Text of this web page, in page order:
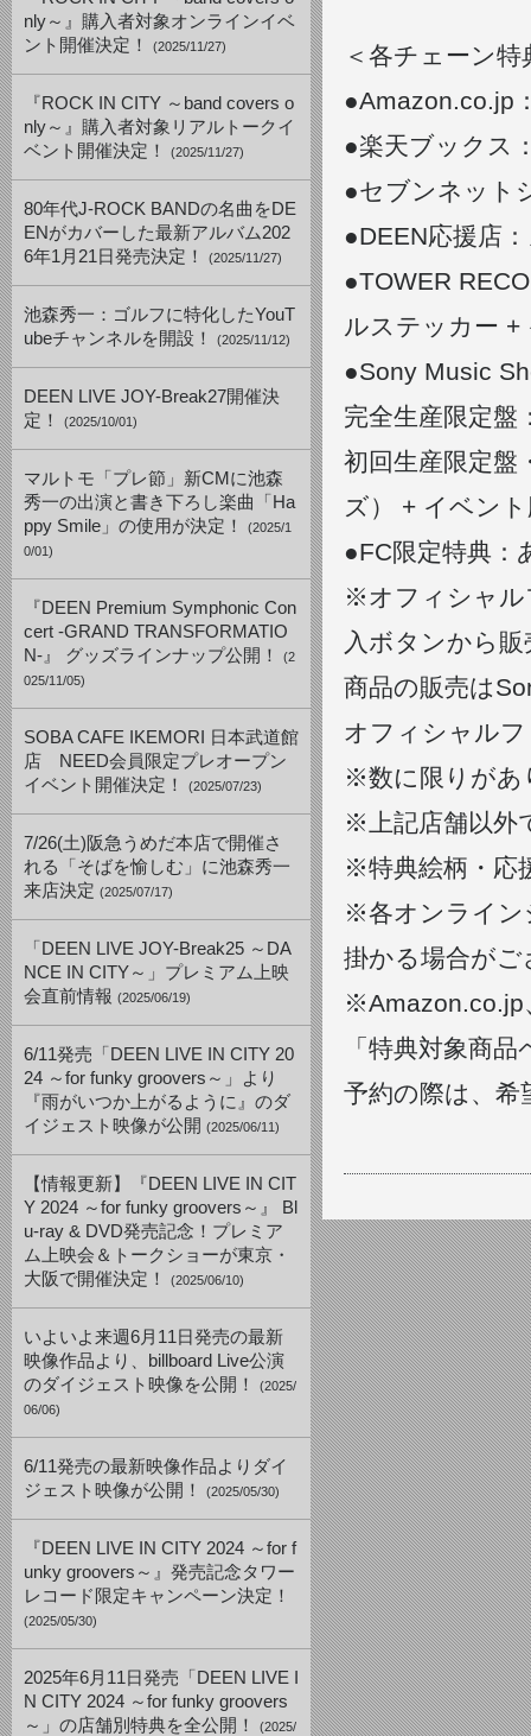
nly～』購入者対象オンラインイベ
ント開催決定！
(2025/11/27)
『ROCK IN CITY ～band covers o
nly～』購入者対象リアルトークイ
ベント開催決定！
(2025/11/27)
80年代J-ROCK BANDの名曲をDE
ENがカバーした最新アルバム202
6年1月21日発売決定！
(2025/11/27)
池森秀一：ゴルフに特化したYouT
ubeチャンネルを開設！
(2025/11/12)
DEEN LIVE JOY-Break27開催決
定！
(2025/10/01)
マルトモ「プレ節」新CMに池森
秀一の出演と書き下ろし楽曲「Ha
ppy Smile」の使用が決定！
(2025/1
0/01)
『DEEN Premium Symphonic Con
cert -GRAND TRANSFORMATIO
N-』 グッズラインナップ公開！
(2
025/11/05)
SOBA CAFE IKEMORI 日本武道館
店 NEED会員限定プレオープン
イベント開催決定！
(2025/07/23)
7/26(土)阪急うめだ本店で開催さ
れる「そばを愉しむ」に池森秀一
来店決定 (2025/07/17)
「DEEN LIVE JOY-Break25 ～DA
NCE IN CITY～」プレミアム上映
会直前情報 (2025/06/19)
6/11発売「DEEN LIVE IN CITY 20
24 ～for funky groovers～」より
『雨がいつか上がるように』のダ
イジェスト映像が公開 (2025/06/11)
【情報更新】『DEEN LIVE IN CIT
Y 2024 ～for funky groovers～』 Bl
u-ray & DVD発売記念！プレミア
ム上映会＆トークショーが東京・
大阪で開催決定！
(2025/06/10)
いよいよ来週6月11日発売の最新
映像作品より、billboard Live公演
のダイジェスト映像を公開！
(2025/
06/06)
6/11発売の最新映像作品よりダイ
ジェスト映像が公開！
(2025/05/30)
『DEEN LIVE IN CITY 2024 ～for f
unky groovers～』発売記念タワー
レコード限定キャンペーン決定！
(2025/05/30)
2025年6月11日発売「DEEN LIVE I
N CITY 2024 ～for funky groovers
～」の店舗別特典を全公開！
(2025/
＜各チェーン特
●Amazon.co.jp
●楽天ブックス
●セブンネット
●DEEN応援店
●TOWER
ルステッカー +
●Sony Music
完全生産限定
初回生産限定盤
ズ） + イベン
●FC限定特典：
※オフィシャル
入ボタンから
商品の販売は
オフィシャル
※数に限りがあ
※上記店舗以外
※特典絵柄・応
※各オンライン
掛かる場合がご
※Amazon.co.jp
「特典対象商
予約の際は、